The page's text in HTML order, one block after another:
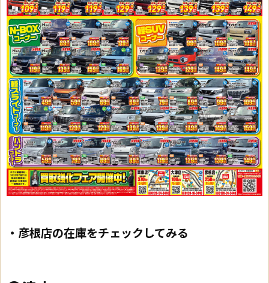
・彦根店の在庫をチェックしてみる